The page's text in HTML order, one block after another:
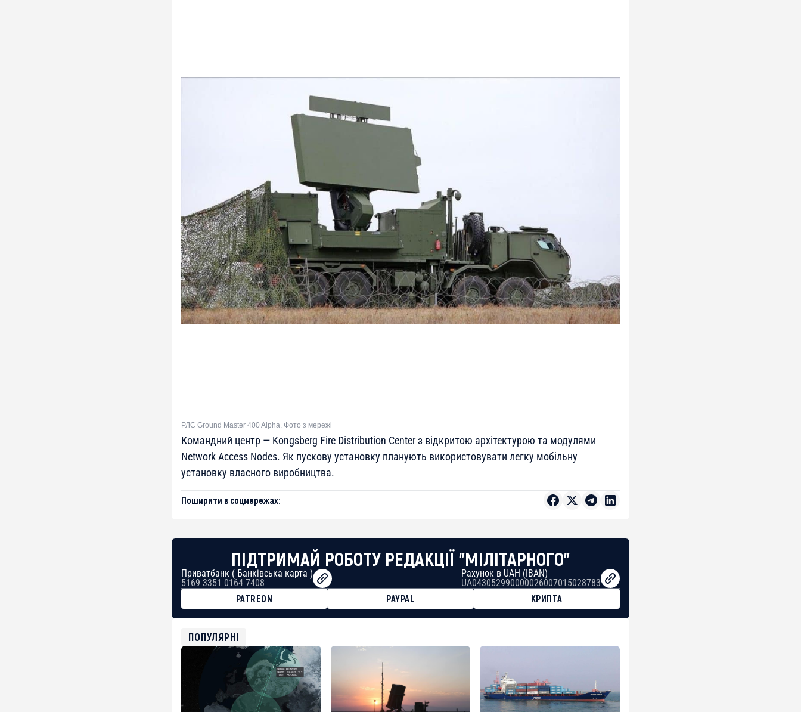
РЛС Ground Master 400 Alpha. Фото з мережі
Командний центр — Kongsberg Fire Distribution Center з відкритою архітектурою та модулями
Network Access Nodes. Як пускову установку планують використовувати легку мобільну
установку власного виробництва.
Поширити в соцмережах:
ПІДТРИМАЙ РОБОТУ РЕДАКЦІЇ "МІЛІТАРНОГО"
Приватбанк ( Банківська карта )
5169 3351 0164 7408
Рахунок в UAH (IBAN)
UA043052990000026007015028783
PATREON
PAYPAL
КРИПТА
USDT
0x8676644fA7B6d328310283cAC1065Ae01d97CEe7
ETH
0xfD02863D3289416fcF50975c9DFda13623f97758
ПОПУЛЯРНІ